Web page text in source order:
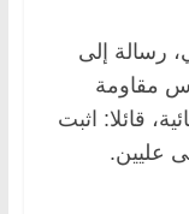
رسالة إلى
مقاومة
قائلا: اثبت
عليين.